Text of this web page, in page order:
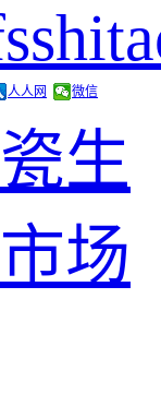
人人网 微信
生
场